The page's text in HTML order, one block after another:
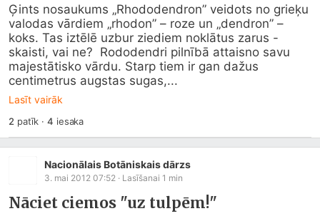
Ģints nosaukums „Rhododendron” veidots no grieķu
valodas vārdiem „rhodon” – roze un „dendron” –
koks. Tas iztēlē uzbur ziediem noklātus zarus -
skaisti, vai ne?  Rododendri pilnībā attaisno savu
majestātisko vārdu. Starp tiem ir gan dažus
centimetrus augstas sugas,...
Lasīt vairāk
2 patīk ·4 iesaka
Nacionālais Botāniskais dārzs
3. mai 2012 07:52 · Lasīšanai 1 min
Nāciet ciemos "uz tulpēm!"